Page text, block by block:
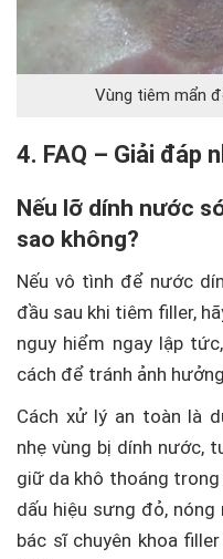
Vùng tiêm mẩn
4. FAQ – Giải đáp
Nếu lỡ dính nước
sao không?
Nếu vô tình để nước
đầu sau khi tiêm filler,
nguy hiểm ngay lập
cách để tránh ảnh
Cách xử lý an toàn là
nhẹ vùng bị dính nước,
giữ da khô thoáng
dấu hiệu sưng đỏ,
bác sĩ chuyên khoa